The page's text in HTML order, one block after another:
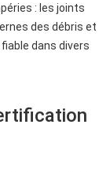
: les joints
des débris et
dans divers